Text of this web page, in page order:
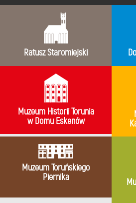
Ratusz Staromiejski
Muzeum Historii Torunia
w Domu Eskenów
Muzeum Toruńskiego
Piernika